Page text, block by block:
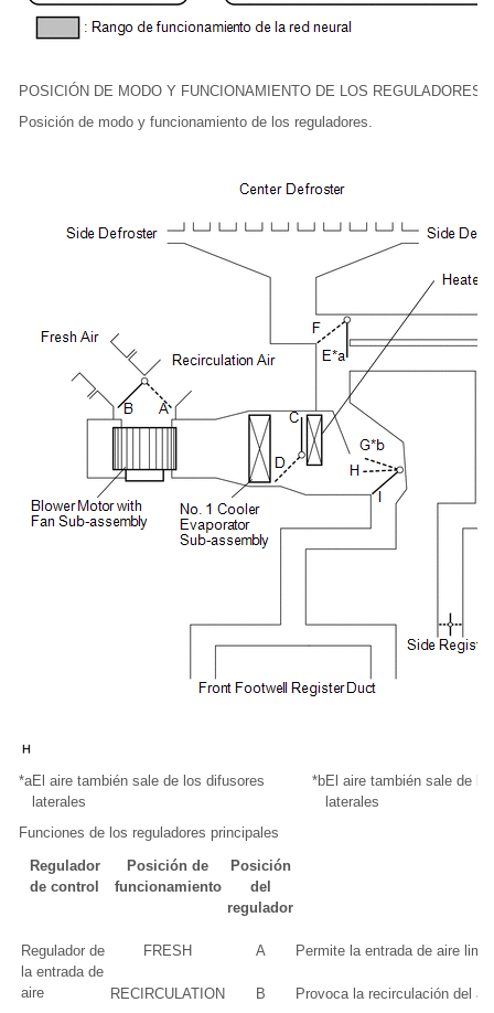
POSICIÓN DE MODO Y FUNCIONAMIENTO DE LOS REGULADORES
Posición de modo y funcionamiento de los reguladores.
*aEl aire también sale de los difusores
laterales
*bEl aire también sale de
laterales
Funciones de los reguladores principales
Regulador
de control
Posición de
funcionamiento
Posición
del
regulador
Regulador de
la entrada de
aire
FRESH A Permite la entrada de aire
RECIRCULATION B Provoca la recirculación del